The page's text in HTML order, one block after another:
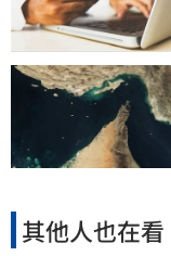
其他人也在看